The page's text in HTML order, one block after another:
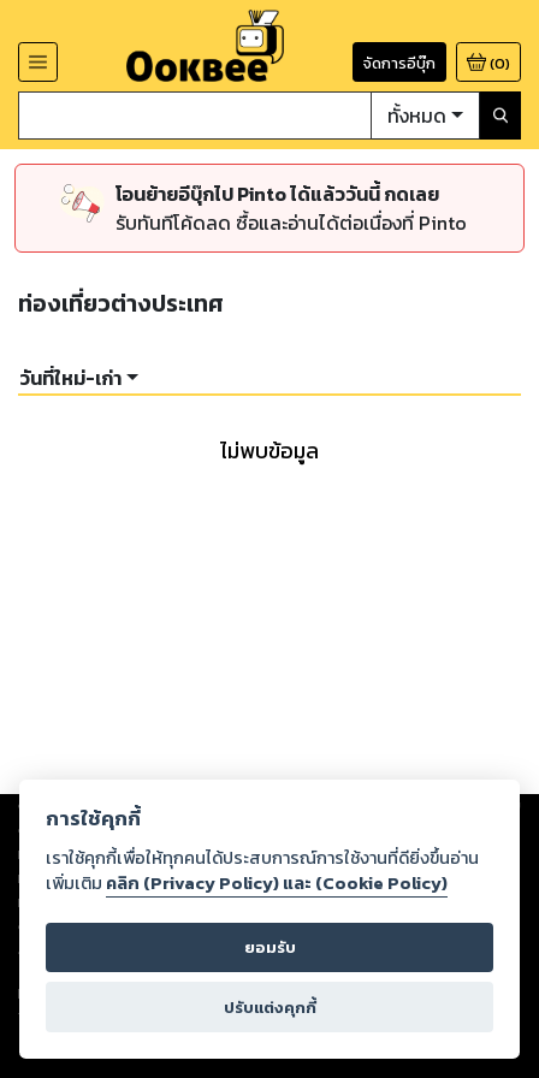
จัดการอีบุ๊ก (0)
ทั้งหมด
โอนย้ายอีบุ๊กไป Pinto ได้แล้ววันนี้ กดเลย
รับทันทีโค้ดลด ซื้อและอ่านได้ต่อเนื่องที่ Pinto
ท่องเที่ยวต่างประเทศ
วันที่ใหม่-เก่า
ไม่พบข้อมูล
Copyright © 2026
ต่อผลงานหรือเนื้อหาใดที่อัปโหลดผ่านเว็บไซต์และปรากฏว่าละเมิดสิทธิใน
ทรัพย์สินทางปัญญาของบุคคลอื่นหรือขัดต่อกฎหมายและศีลธรรม ดังนั้น ผู้อ่าน
ทุกท่านโปรดใช้วิจารณญาณในการกลั่นกรองด้วยตนเอง และหากท่านพบว่าส่วน
หนึ่งส่วนใดขัดต่อกฎหมายและศีลธรรม กรุณาแจ้งมายังบริษัท เพื่อทีมงานจะได้
ดำเนินการในทันที ทั้งนี้ ทางสตอรี่ล็อกขอสงวนลิขสิทธิ์ตามพระราชบัญญัติ
ลิขสิทธิ์ พ.ศ. 2537 (ฉบับล่าสุด)
For support: member@ookbee.com
Version
การใช้คุกกี้
เราใช้คุกกี้เพื่อให้ทุกคนได้ประสบการณ์การใช้งานที่ดียิ่งขึ้นอ่าน
เพิ่มเติม คลิก (Privacy Policy) และ (Cookie Policy)
ยอมรับ
ปรับแต่งคุกกี้